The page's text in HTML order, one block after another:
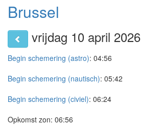
Brussel
vrijdag 10 april 2026
Begin schemering (astro): 04:56
Begin schemering (nautisch): 05:42
Begin schemering (civiel): 06:24
Opkomst zon: 06:56